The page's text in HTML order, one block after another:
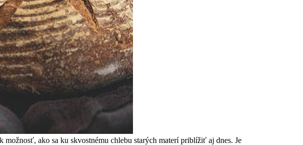
možnosť, ako sa ku skvostnému chlebu starých materí priblížiť aj dnes. Je